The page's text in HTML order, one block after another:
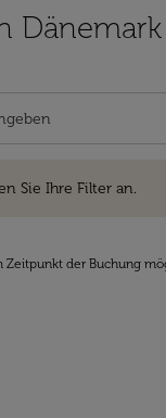
Dänemark
Sie Ihre Filter an.
der Buchung